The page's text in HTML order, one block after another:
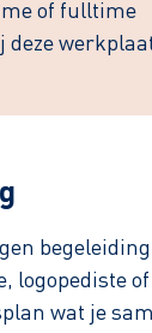
of fulltime
deze
logopediste
wat je